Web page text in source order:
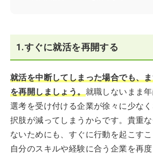
1.すぐに就活を再開する
就活を中断してしまった場合でも、
を再開しましょう。就職しないまま年
選考を受け付ける企業が徐々に少な
択肢が減ってしまうからです。貴重
ないためにも、すぐに行動を起こすこ
自分のスキルや経験に合う企業を再度